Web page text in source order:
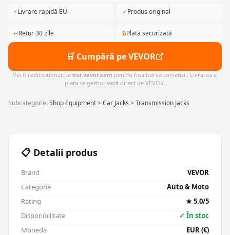
⚡Livrare rapidă EU ✓Produs original
↩Retur 30 zile 🔒Plată securizată
🛒 Cumpără pe VEVOR
Vei fi redirecționat pe eur.vevor.com pentru finalizarea comenzii. Livrarea și
plata se gestionează direct de VEVOR.
Subcategorie:Shop Equipment > Car Jacks > Transmission Jacks
📋 Detalii produs
Brand
VEVOR
Categorie
Auto & Moto
Rating
★ 5.0/5
Disponibilitate
✓ În stoc
Monedă
EUR (€)